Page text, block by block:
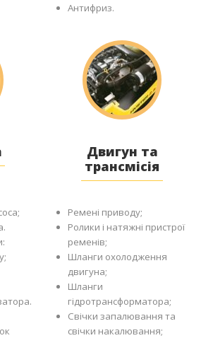
Антифриз.
Двигун та
трансмісія
Ремені приводу;
Ролики і натяжні пристрої
ременів;
Шланги охолодження
двигуна;
Шланги
гідротрансформатора;
Свічки запалювання та
свічки накалювання;